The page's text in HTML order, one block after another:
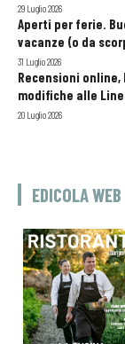
29 Luglio 2026
Aperti per ferie.
vacanze (o da
31 Luglio 2026
Recensioni
modifiche alle
20 Luglio 2026
EDICOLA WEB